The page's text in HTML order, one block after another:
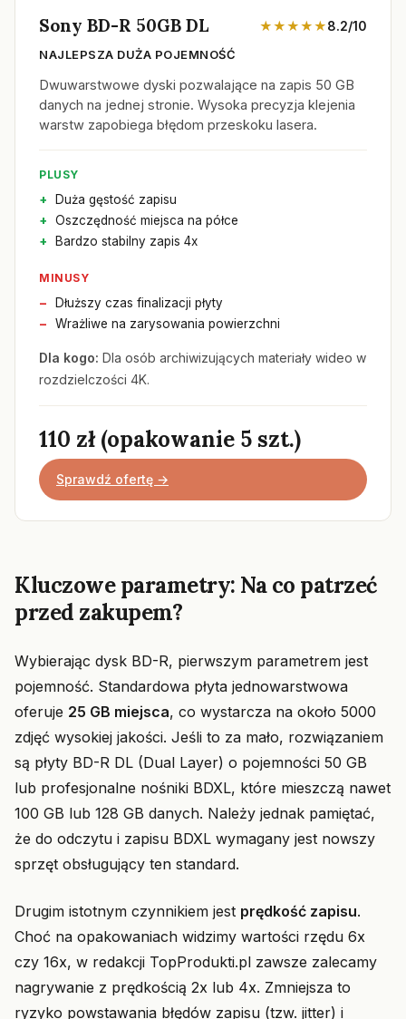
Sony BD-R 50GB DL ★★★★★8.2/10
NAJLEPSZA DUŻA POJEMNOŚĆ
Dwuwarstwowe dyski pozwalające na zapis 50 GB
danych na jednej stronie. Wysoka precyzja klejenia
warstw zapobiega błędom przeskoku lasera.
PLUSY
Duża gęstość zapisu
Oszczędność miejsca na półce
Bardzo stabilny zapis 4x
MINUSY
Dłuższy czas finalizacji płyty
Wrażliwe na zarysowania powierzchni
Dla kogo: Dla osób archiwizujących materiały wideo w
rozdzielczości 4K.
110 zł (opakowanie 5 szt.)
Sprawdź ofertę →
Kluczowe parametry: Na co patrzeć
przed zakupem?
Wybierając dysk BD-R, pierwszym parametrem jest
pojemność. Standardowa płyta jednowarstwowa
oferuje 25 GB miejsca, co wystarcza na około 5000
zdjęć wysokiej jakości. Jeśli to za mało, rozwiązaniem
są płyty BD-R DL (Dual Layer) o pojemności 50 GB
lub profesjonalne nośniki BDXL, które mieszczą nawet
100 GB lub 128 GB danych. Należy jednak pamiętać,
że do odczytu i zapisu BDXL wymagany jest nowszy
sprzęt obsługujący ten standard.
Drugim istotnym czynnikiem jest prędkość zapisu.
Choć na opakowaniach widzimy wartości rzędu 6x
czy 16x, w redakcji TopProdukti.pl zawsze zalecamy
nagrywanie z prędkością 2x lub 4x. Zmniejsza to
ryzyko powstawania błędów zapisu (tzw. jitter) i